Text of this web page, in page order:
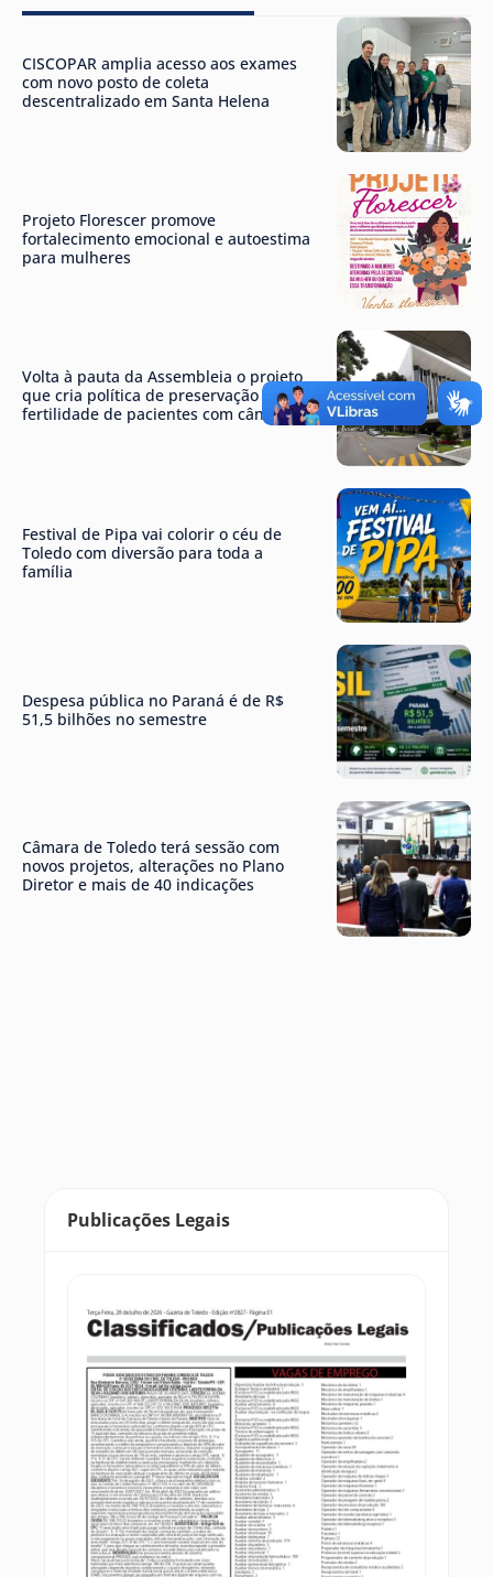
CISCOPAR amplia acesso aos exames
com novo posto de coleta
descentralizado em Santa Helena
Projeto Florescer promove
fortalecimento emocional e autoestima
para mulheres
Volta à pauta da Assembleia o projeto
que cria política de preservação da
fertilidade de pacientes com câncer
Festival de Pipa vai colorir o céu de
Toledo com diversão para toda a
família
Despesa pública no Paraná é de R$
51,5 bilhões no semestre
Câmara de Toledo terá sessão com
novos projetos, alterações no Plano
Diretor e mais de 40 indicações
Publicações Legais